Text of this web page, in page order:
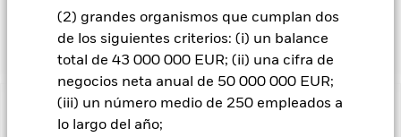
(2) grandes organismos que cumplan dos
de los siguientes criterios: (i) un balance
total de 43 000 000 EUR; (ii) una cifra de
negocios neta anual de 50 000 000 EUR;
(iii) un número medio de 250 empleados a
lo largo del año;
folleto y visite el sitio web de BlackRock:
https://www.blackrock.com/baselinescreens.
de las inversiones y los ingresos derivados de ellas pueden